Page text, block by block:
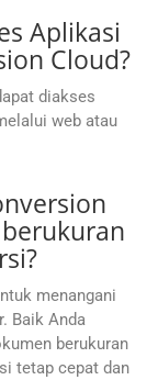
Aplikasi
Cloud?
diakses
web atau
menangani
Baik Anda
berukuran
tetap cepat dan